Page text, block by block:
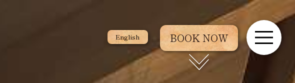
BOOK NOW
English